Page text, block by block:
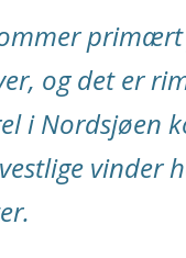
og det er
i Nordsjøen
vinder